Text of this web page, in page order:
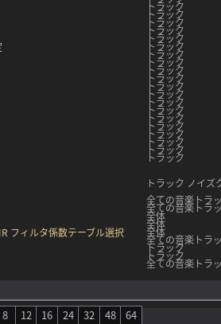
トラック
トラック
トラック
トラック
トラック
トラック
トラック
トラック
トラック
トラック
トラック
トラック
トラック
トラック
トラック
トラック
トラック
トラック
トラック
トラック
トラック ノイズ
全ての音楽トラ
全ての音楽トラ
全体
全体
フィルタ係数テーブル選択
全体
全ての音楽トラ
トラック
トラック
全ての音楽トラ
8 12 16 24 32 48
64